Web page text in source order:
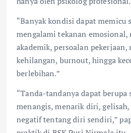
“Banyak kondisi dapat memicu
mengalami tekanan emosional,
akademik, persoalan pekerjaan,
kehilangan, burnout, hingga
berlebihan.”
“Tanda-tandanya dapat berupa
menangis, menarik diri,
negatif tentang diri sendiri,”